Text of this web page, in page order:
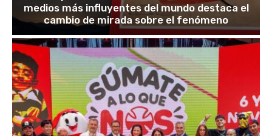
medios más influyentes del mundo destaca el
cambio de mirada sobre el fenómeno